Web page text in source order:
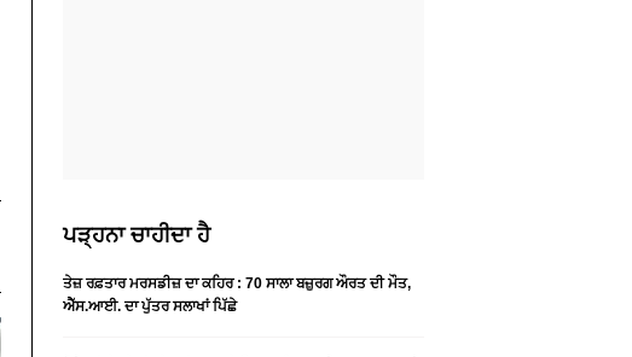
ਪੜ੍ਹਨਾ ਚਾਹੀਦਾ ਹੈ
ਤੇਜ਼ ਰਫ਼ਤਾਰ ਮਰਸਡੀਜ਼ ਦਾ ਕਹਿਰ : 70 ਸਾਲਾ ਬਜ਼ੁਰਗ ਔਰਤ ਦੀ ਮੌਤ,
ਐੱਸ.ਆਈ. ਦਾ ਪੁੱਤਰ ਸਲਾਖਾਂ ਪਿੱਛੇ